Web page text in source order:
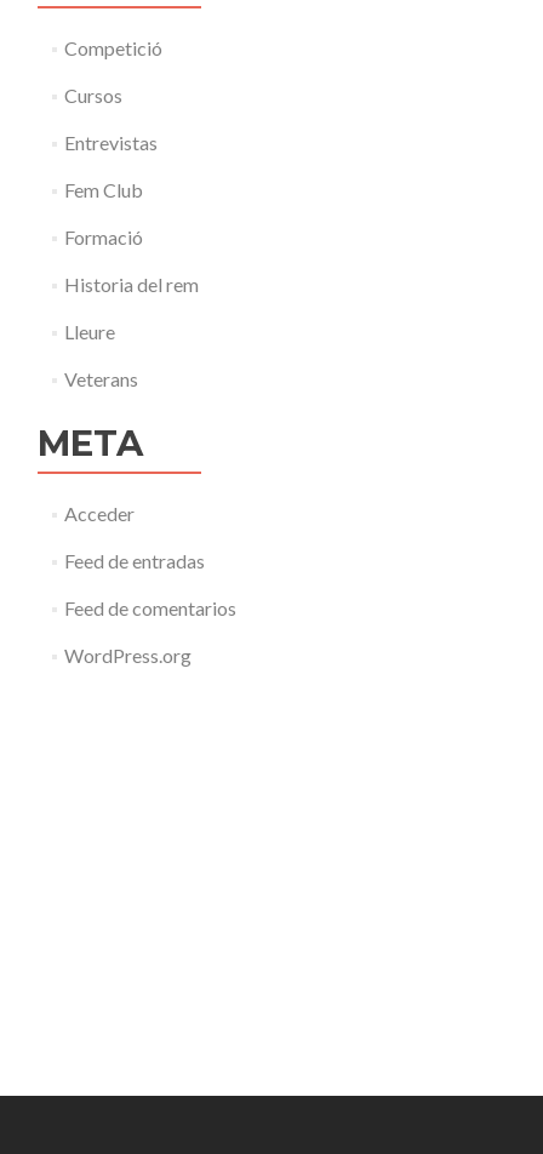
Competició
Cursos
Entrevistas
Fem Club
Formació
Historia del rem
Lleure
Veterans
META
Acceder
Feed de entradas
Feed de comentarios
WordPress.org